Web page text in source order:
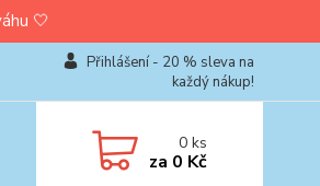
🤍
Přihlášení - 20 % sleva na
každý nákup!
0ks
za 0 Kč